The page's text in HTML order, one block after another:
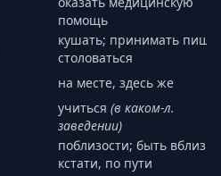
помощь
кушать; принимать пищу;
столоваться
на месте, здесь же
учиться (в каком-л.
заведении)
поблизости; быть вблизи;
кстати, по пути